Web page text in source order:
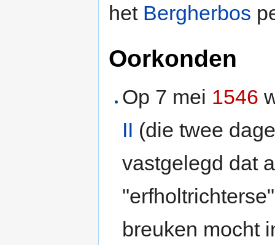
het Bergherbos
Oorkonden
Op 7 mei 1546
II (die twee
vastgelegd dat
breuken mocht